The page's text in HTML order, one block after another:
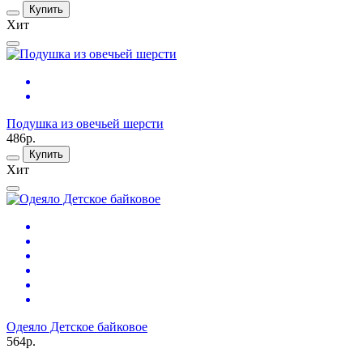
Купить
Хит
Подушка из овечьей шерсти
486р.
Купить
Хит
Одеяло Детское байковое
564р.